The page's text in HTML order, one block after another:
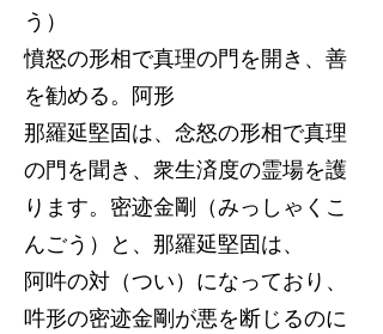
う）
憤怒の形相で真理の門を開き、善
を勧める。阿形
那羅延堅固は、念怒の形相で真理
の門を聞き、衆生済度の霊場を護
ります。密迹金剛（みっしゃくこ
んごう）と、那羅延堅固は、
阿吽の対（つい）になっており、
吽形の密迹金剛が悪を断じるのに